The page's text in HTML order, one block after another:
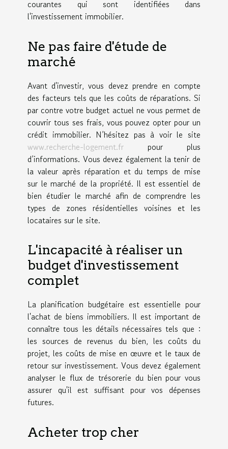
courantes qui sont identifiées dans
l'investissement immobilier.
Ne pas faire d'étude de
marché
Avant d'investir, vous devez prendre en compte
des facteurs tels que les coûts de réparations. Si
par contre votre budget actuel ne vous permet de
couvrir tous ses frais, vous pouvez opter pour un
crédit immobilier. N’hésitez pas à voir le site
www.recherche-logement.fr pour plus
d’informations. Vous devez également la tenir de
la valeur après réparation et du temps de mise
sur le marché de la propriété. Il est essentiel de
bien étudier le marché afin de comprendre les
types de zones résidentielles voisines et les
locataires sur le site.
L'incapacité à réaliser un
budget d'investissement
complet
La planification budgétaire est essentielle pour
l'achat de biens immobiliers. Il est important de
connaître tous les détails nécessaires tels que :
les sources de revenus du bien, les coûts du
projet, les coûts de mise en œuvre et le taux de
retour sur investissement. Vous devez également
analyser le flux de trésorerie du bien pour vous
assurer qu'il est suffisant pour vos dépenses
futures.
Acheter trop cher